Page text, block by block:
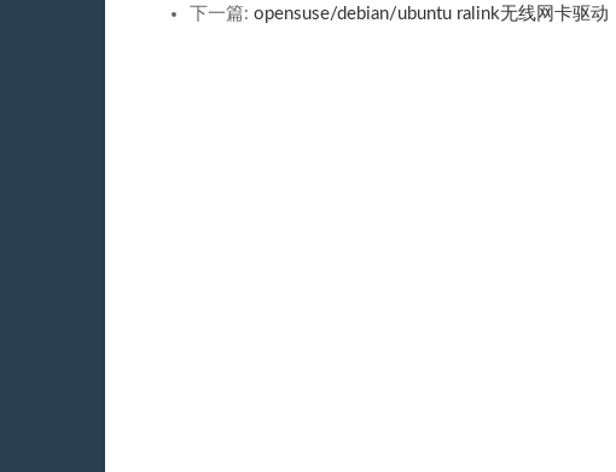
下一篇: opensuse/debian/ubuntu ralink无线网卡驱动